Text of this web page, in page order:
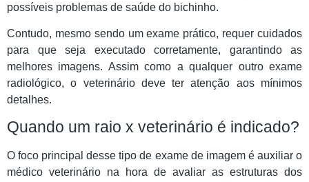
possíveis problemas de saúde do bichinho.
Contudo, mesmo sendo um exame prático, requer cuidados
para que seja executado corretamente, garantindo as
melhores imagens. Assim como a qualquer outro exame
radiológico, o veterinário deve ter atenção aos mínimos
detalhes.
Quando um raio x veterinário é indicado?
O foco principal desse tipo de exame de imagem é auxiliar o
médico veterinário na hora de avaliar as estruturas dos